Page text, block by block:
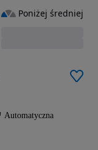
Automatyczna
Poniżej średniej